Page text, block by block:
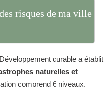
risques de ma ville
durable a établit
naturelles et
comprend 6 niveaux.